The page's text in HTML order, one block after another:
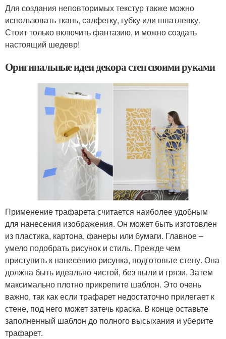
Для создания неповторимых текстур также можно
использовать ткань, салфетку, губку или шпатлевку.
Стоит только включить фантазию, и можно создать
настоящий шедевр!
Оригинальные идеи декора стен своими руками
Применение трафарета считается наиболее удобным
для нанесения изображения. Он может быть изготовлен
из пластика, картона, фанеры или бумаги. Главное –
умело подобрать рисунок и стиль. Прежде чем
приступить к нанесению рисунка, подготовьте стену. Она
должна быть идеально чистой, без пыли и грязи. Затем
максимально плотно прикрепите шаблон. Это очень
важно, так как если трафарет недостаточно прилегает к
стене, под него может затечь краска. В конце оставьте
заполненный шаблон до полного высыхания и уберите
трафарет.